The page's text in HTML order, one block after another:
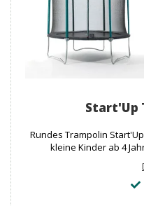
Start'Up
Rundes Trampolin
kleine Kinder ab 4